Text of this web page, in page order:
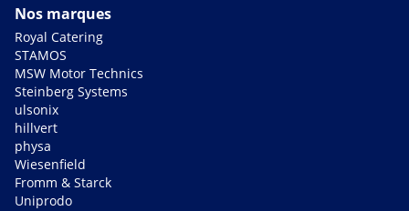
Nos marques
Royal Catering
STAMOS
MSW Motor Technics
Steinberg Systems
ulsonix
hillvert
physa
Wiesenfield
Fromm & Starck
Uniprodo